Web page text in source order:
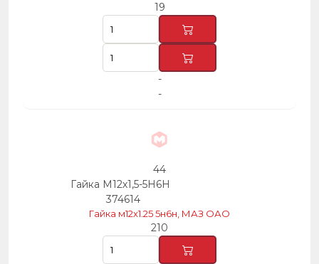
19
-
-
44
Гайка М12х1,5-5Н6Н
374614
Гайка м12х1.25 5н6н, МАЗ ОАО
210